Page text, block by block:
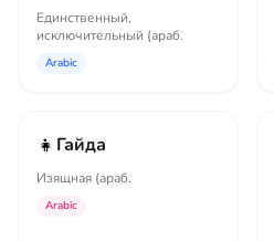
Единственный,
исключительный (араб.
Arabic
👧 Гайда
Изящная (араб.
Arabic